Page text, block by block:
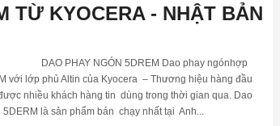
TỪ KYOCERA - NHẬT BẢN
NGÓN 5DREM Dao phay ngónhợp
với lớp phủ Altin của Kyocera – Thương hiệu hàng đầu
nhiều khách hàng tin dùng trong thời gian qua. Dao
5DERM là sản phẩm bán chạy nhất tại Anh...